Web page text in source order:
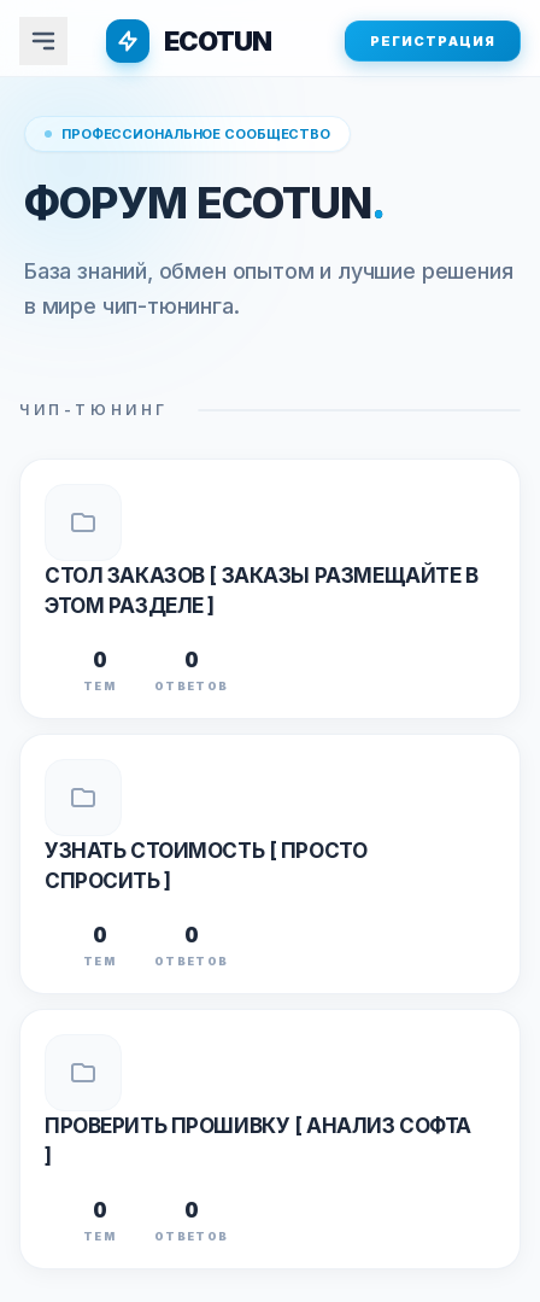
ECOTUN РЕГИСТРАЦИЯ
ПРОФЕССИОНАЛЬНОЕ СООБЩЕСТВО
ФОРУМ ECOTUN.
База знаний, обмен опытом и лучшие решения
в мире чип-тюнинга.
ЧИП-ТЮНИНГ
СТОЛ ЗАКАЗОВ [ ЗАКАЗЫ РАЗМЕЩАЙТЕ В
ЭТОМ РАЗДЕЛЕ ]
0
ТЕМ
0
ОТВЕТОВ
УЗНАТЬ СТОИМОСТЬ [ ПРОСТО
СПРОСИТЬ ]
0
ТЕМ
0
ОТВЕТОВ
ПРОВЕРИТЬ ПРОШИВКУ [ АНАЛИЗ СОФТА
]
0
ТЕМ
0
ОТВЕТОВ